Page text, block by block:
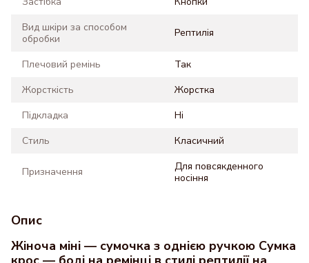
Вид шкіри за способом
обробки
Рептилія
Плечовий ремінь
Так
Жорсткість
Жорстка
Підкладка
Ні
Стиль
Класичний
Призначення
Для повсякденного
носіння
Опис
Жіноча міні — сумочка з однією ручкою Сумка